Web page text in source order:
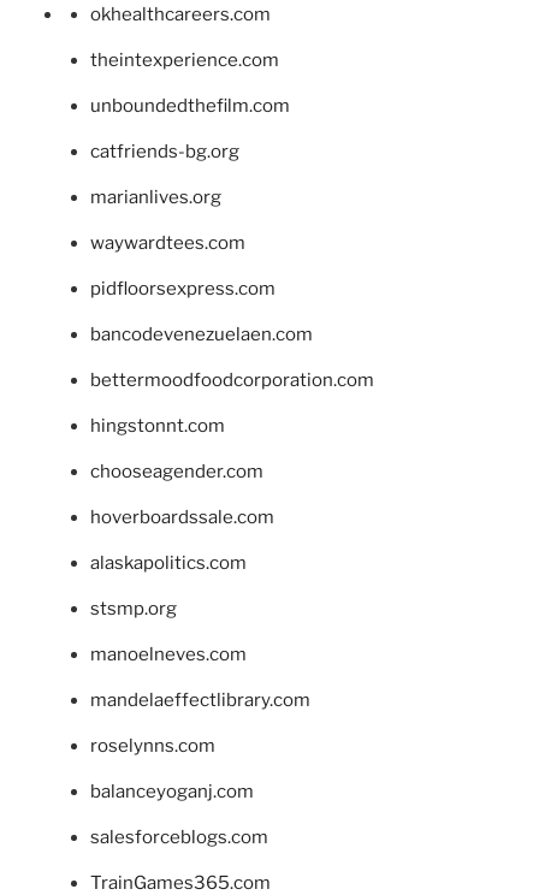
okhealthcareers.com
theintexperience.com
unboundedthefilm.com
catfriends-bg.org
marianlives.org
waywardtees.com
pidfloorsexpress.com
bancodevenezuelaen.com
bettermoodfoodcorporation.com
hingstonnt.com
chooseagender.com
hoverboardssale.com
alaskapolitics.com
stsmp.org
manoelneves.com
mandelaeffectlibrary.com
roselynns.com
balanceyoganj.com
salesforceblogs.com
TrainGames365.com